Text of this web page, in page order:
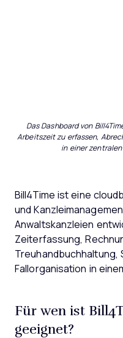
Das Dashboard von
Arbeitszeit zu erfassen,
in einer
Bill4Time ist eine
und
Anwaltskanzleien
Zeiterfassung,
Treuhandbuchhaltung,
Fallorganisation in
Für wen ist
geeignet?